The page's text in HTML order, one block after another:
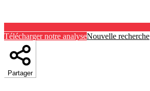
Télécharger notre analyseNouvelle recherche
Partager